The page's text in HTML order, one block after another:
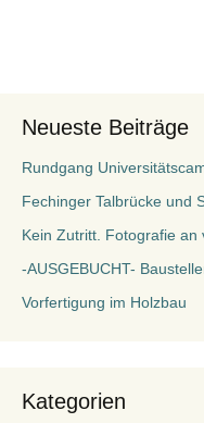
Neueste Beiträge
Rundgang
Fechinger Talbrücke und
Kein Zutritt. Fotografie an
-AUSGEBUCHT-
Vorfertigung im Holzbau
Kategorien